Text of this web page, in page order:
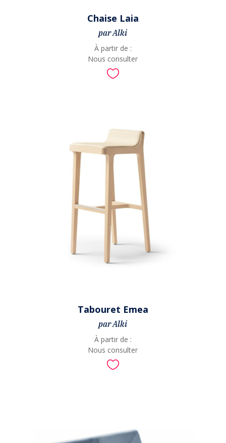
Chaise Laia
par Alki
À partir de :
Nous consulter

Tabouret Emea
par Alki
À partir de :
Nous consulter
